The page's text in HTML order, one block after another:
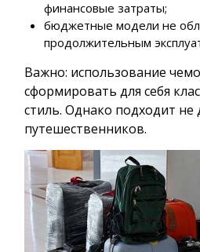
финансовые затраты;
бюджетные модели не
продолжительным
Важно: использование
сформировать для себя
стиль. Однако подходит не
путешественников.